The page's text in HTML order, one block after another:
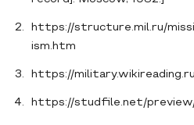
https://structure.mil.ru/
ism.htm
https://
https://studfile.net/preview/